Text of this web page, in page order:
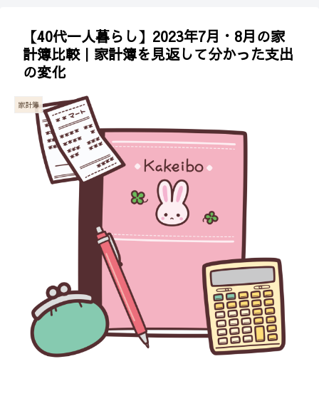
【40代一人暮らし】2023年7月・8月の家
計簿比較｜家計簿を見返して分かった支出
の変化
家計簿